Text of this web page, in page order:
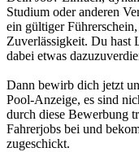
Studium oder anderen
ein gültiger
Zuverlässigkeit. Du hast
dabei etwas
Dann bewirb dich jetzt
Pool-Anzeige, es sind
durch diese Bewerbung
Fahrerjobs bei und
zugeschickt.